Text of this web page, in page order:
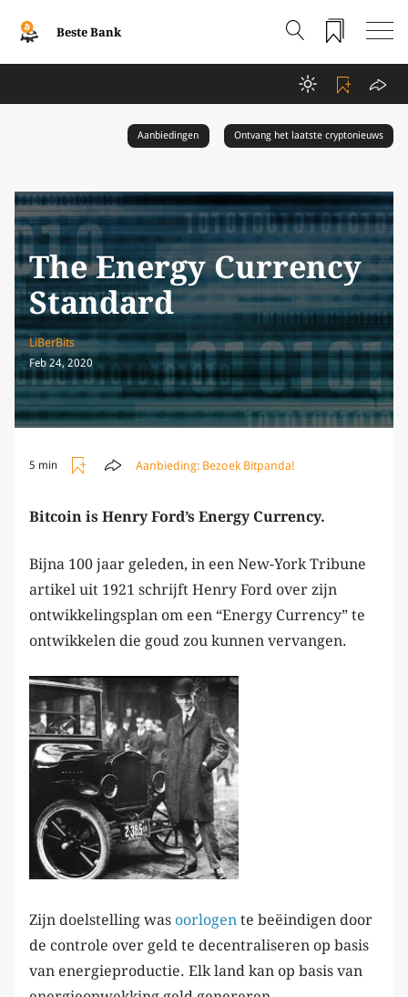
Beste Bank
Aanbiedingen Ontvang het laatste cryptonieuws
The Energy Currency
Standard
LiBerBits
Feb 24, 2020
5 min Aanbieding: Bezoek Bitpanda!
Bitcoin is Henry Ford’s Energy Currency.
Bijna 100 jaar geleden, in een New-York Tribune
artikel uit 1921 schrijft Henry Ford over zijn
ontwikkelingsplan om een “Energy Currency” te
ontwikkelen die goud zou kunnen vervangen.
Zijn doelstelling was oorlogen te beëindigen door
de controle over geld te decentraliseren op basis
van energieproductie. Elk land kan op basis van